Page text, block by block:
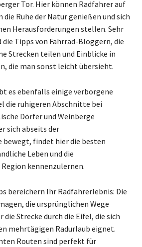
Tor. Hier können Radfahrer auf
Ruhe der Natur genießen und sich
Herausforderungen stellen. Sehr
Tipps von Fahrrad-Bloggern, die
Strecken teilen und Einblicke in
die man sonst leicht übersieht.
es ebenfalls einige verborgene
die ruhigeren Abschnitte bei
Dörfer und Weinberge
sich abseits der
findet hier die besten
Leben und die
kennenzulernen.
bereichern Ihr Radfahrerlebnis: Die
die ursprünglichen Wege
die Strecke durch die Eifel, die sich
mehrtägigen Radurlaub eignet.
Routen sind perfekt für